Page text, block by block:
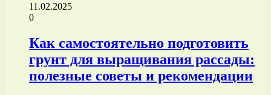
11.02.2025
0
Как самостоятельно подготовить
грунт для выращивания рассады:
полезные советы и рекомендации